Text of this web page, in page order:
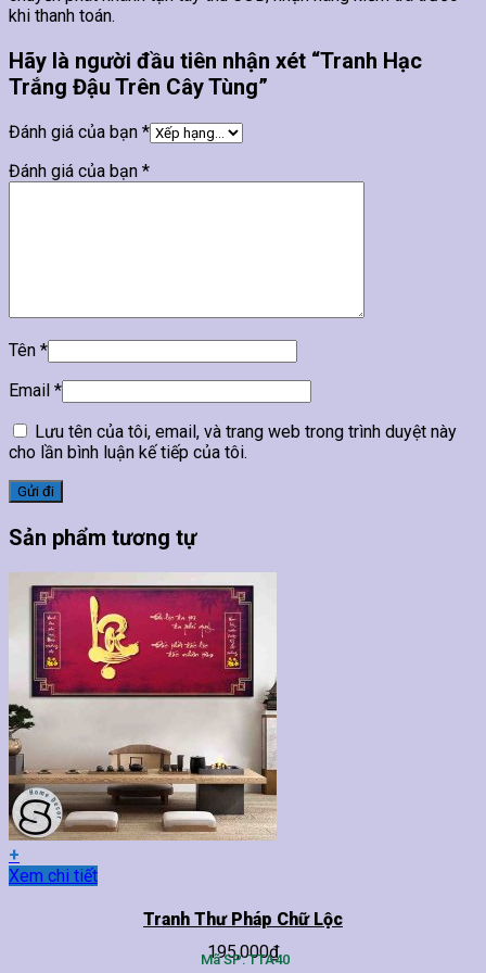
khi thanh toán.
Hãy là người đầu tiên nhận xét “Tranh Hạc
Trắng Đậu Trên Cây Tùng”
Đánh giá của bạn *
Đánh giá của bạn *
Tên *
Email *
Lưu tên của tôi, email, và trang web trong trình duyệt này
cho lần bình luận kế tiếp của tôi.
Sản phẩm tương tự
+
Sản
Xem chi tiết
Tranh Thư Pháp Chữ Lộc
195,000₫
Mã SP: TTA40